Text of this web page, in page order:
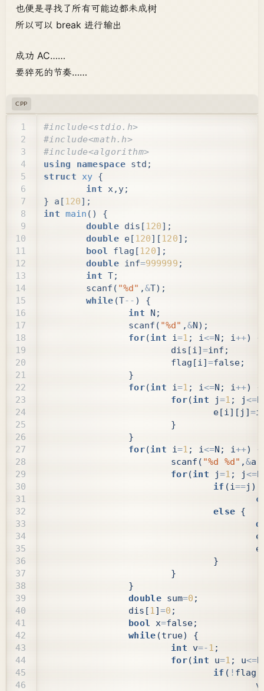
也便是寻找了所有可能边都未成树
所以可以 break 进行输出
成功 AC……
要猝死的节奏……
CPP
34
44
using
namespace std ;
struct
xy {
int x, y;
}
a [ 120];
int main ()
{
double dis [120];
double e[120][120];
bool
flag [120];
double inf=999999 ;
int T;
scanf ( "%d" ,&T);
while (T-- )
{
int
N ;
scanf ( "%d" ,&N);
for(int i=1 ; i<=N ; i++)
{
dis [i]=inf ;
flag [i]=false;
}
for(int i=1 ; i<=N ; i++)
{
for(int j=1 ; j<=N
e[i][ j ]=
}
}
for(int i=1 ; i<=N ; i++)
{
scanf ( "%d %d" ,&a
for(int j=1 ; j<=N
if (i==j )
else {
e
e
}
}
}
double sum=0 ;
dis [1]=0 ;
bool x=false;
while (true)
{
int v=-1 ;
for(int u=1 ; u<=N
if ( ! flag
v